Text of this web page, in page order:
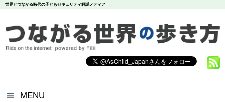
世界とつながる時代の子どもセキュリティ解説メディア
MENU